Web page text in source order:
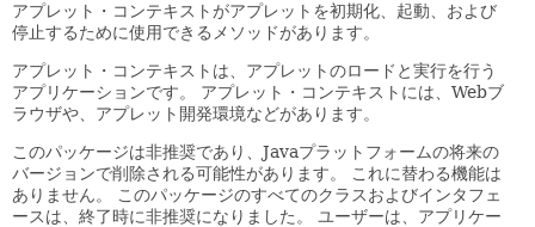
アプレット・コンテキストがアプレットを初期化、起動、および
停止するために使用できるメソッドがあります。
アプレット・コンテキストは、アプレットのロードと実行を行う
アプリケーションです。
アプレット・コンテキストには、Webブ
ラウザや、アプレット開発環境などがあります。
このパッケージは非推奨であり、Javaプラットフォームの将来の
バージョンで削除される可能性があります。
これに替わる機能は
ありません。
このパッケージのすべてのクラスおよびインタフェ
ースは、終了時に非推奨になりました。
ユーザーは、アプリケー